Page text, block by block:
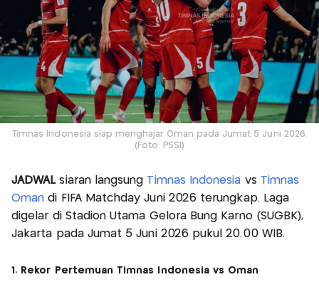
Timnas Indonesia siap menghajar Oman pada Jumat 5 Juni 2026.
(Foto: PSSI)
JADWALsiaran langsung Timnas Indonesia vsTimnas
Omandi FIFA Matchday Juni 2026 terungkap. Laga
digelar di Stadion Utama Gelora Bung Karno (SUGBK),
Jakarta pada Jumat 5 Juni 2026 pukul 20.00 WIB.
1. Rekor Pertemuan Timnas Indonesia vs Oman